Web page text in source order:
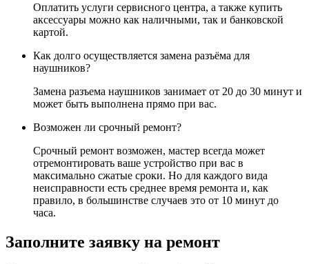
Оплатить услуги сервисного центра, а также купить
аксессуары можно как наличными, так и банковской
картой.
Как долго осуществляется замена разъёма для
наушников?
Замена разъема наушников занимает от 20 до 30 минут и
может быть выполнена прямо при вас.
Возможен ли срочный ремонт?
Срочный ремонт возможен, мастер всегда может
отремонтировать ваше устройство при вас в
максимально сжатые сроки. Но для каждого вида
неисправности есть среднее время ремонта и, как
правило, в большинстве случаев это от 10 минут до
часа.
Заполните заявку на ремонт